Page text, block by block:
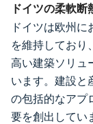
ドイツの柔軟断
ドイツは欧州
を維持しており
高い建築ソリュ
います。建設と
の包括的なアプ
要を創出してい